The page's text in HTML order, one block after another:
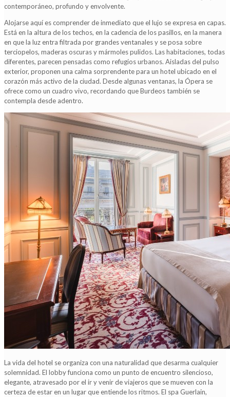
contemporáneo, profundo y envolvente.
Alojarse aquí es comprender de inmediato que el lujo se expresa en capas.
Está en la altura de los techos, en la cadencia de los pasillos, en la manera
en que la luz entra filtrada por grandes ventanales y se posa sobre
terciopelos, maderas oscuras y mármoles pulidos. Las habitaciones, todas
diferentes, parecen pensadas como refugios urbanos. Aisladas del pulso
exterior, proponen una calma sorprendente para un hotel ubicado en el
corazón más activo de la ciudad. Desde algunas ventanas, la Ópera se
ofrece como un cuadro vivo, recordando que Burdeos también se
contempla desde adentro.
La vida del hotel se organiza con una naturalidad que desarma cualquier
solemnidad. El lobby funciona como un punto de encuentro silencioso,
elegante, atravesado por el ir y venir de viajeros que se mueven con la
certeza de estar en un lugar que entiende los ritmos. El spa Guerlain,